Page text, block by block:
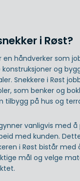
i Røst?
en håndverker som
og
Snekkere i Røst
som benker og
tilbygg på hus og
vanligvis med
med kunden.
i Røst bistår med
mål og velge